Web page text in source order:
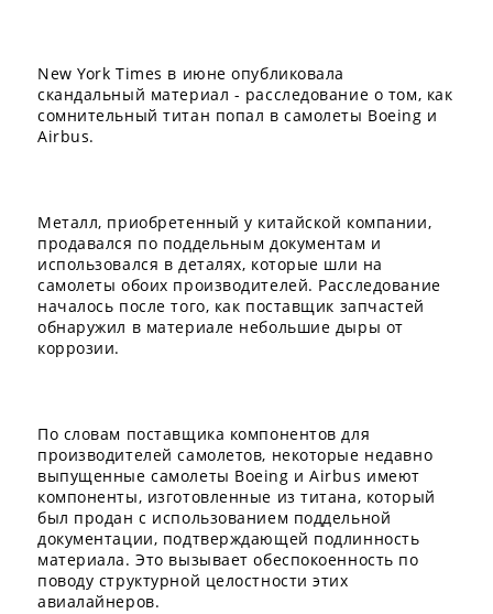
New York Times в июне опубликовала
скандальный материал - расследование о том, как
сомнительный титан попал в самолеты Boeing и
Airbus.
Металл, приобретенный у китайской компании,
продавался по поддельным документам и
использовался в деталях, которые шли на
самолеты обоих производителей. Расследование
началось после того, как поставщик запчастей
обнаружил в материале небольшие дыры от
коррозии.
По словам поставщика компонентов для
производителей самолетов, некоторые недавно
выпущенные самолеты Boeing и Airbus имеют
компоненты, изготовленные из титана, который
был продан с использованием поддельной
документации, подтверждающей подлинность
материала. Это вызывает обеспокоенность по
поводу структурной целостности этих
авиалайнеров.